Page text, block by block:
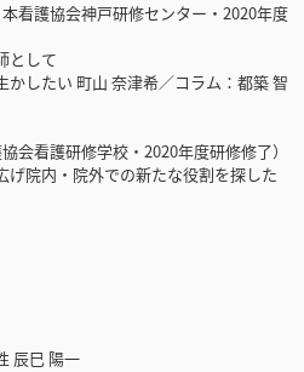
看護協会神戸研修センター・2020年度
として
したい 町山 奈津希／コラム：都築 智
会看護研修学校・2020年度研修修了）
院内・院外での新たな役割を探した
辰巳 陽一